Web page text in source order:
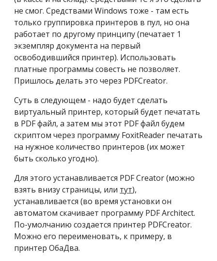
не смог. Средствами Windows тоже - там есть
только группировка принтеров в пул, но она
работает по другому принципу (печатает 1
экземпляр документа на первый
освободившийся принтер). Использовать
платные программы совесть не позволяет.
Пришлось делать это через PDFCreator.
Суть в следующем - надо будет сделать
виртуальный принтер, который будет печатать
в PDF файл, а затем мы этот PDF файл будем
скриптом через программу FoxitReader печатать
на нужное количество принтеров (их может
быть сколько угодно).
Для этого устанавливается PDF Creator (можно
взять внизу страницы, или тут),
устанавливается (во время установки он
автоматом скачивает программу PDF Architect.
По-умолчанию создается принтер PDFCreator.
Можно его переименовать, к примеру, в
принтер ОбаДва.